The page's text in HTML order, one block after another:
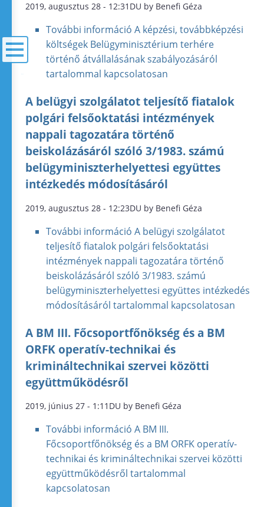
2019, augusztus 28 - 12:31DU by Benefi Géza
További információ A képzési, továbbképzési
költségek Belügyminisztérium terhére
történő átvállalásának szabályozásáról
tartalommal kapcsolatosan
A belügyi szolgálatot teljesítő fiatalok
polgári felsőoktatási intézmények
nappali tagozatára történő
beiskolázásáról szóló 3/1983. számú
belügyminiszterhelyettesi együttes
intézkedés módosításáról
2019, augusztus 28 - 12:23DU by Benefi Géza
További információ A belügyi szolgálatot
teljesítő fiatalok polgári felsőoktatási
intézmények nappali tagozatára történő
beiskolázásáról szóló 3/1983. számú
belügyminiszterhelyettesi együttes intézkedés
módosításáról tartalommal kapcsolatosan
A BM III. Főcsoportfőnökség és a BM
ORFK operatív-technikai és
krimináltechnikai szervei közötti
együttműködésről
2019, június 27 - 1:11DU by Benefi Géza
További információ A BM III.
Főcsoportfőnökség és a BM ORFK operatív-
technikai és krimináltechnikai szervei közötti
együttműködésről tartalommal
kapcsolatosan